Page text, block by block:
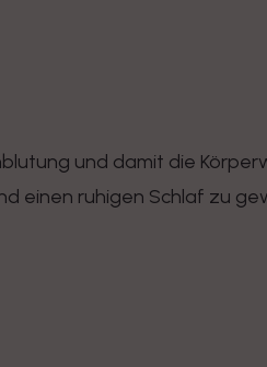
und damit die
einen ruhigen Schlaf zu